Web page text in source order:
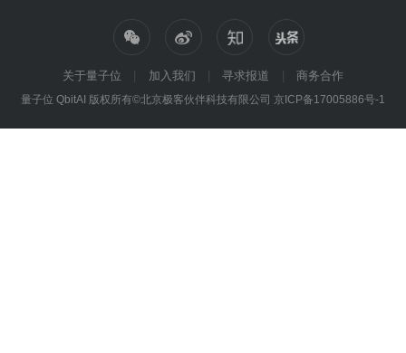
关于量子位 加入我们 寻求报道
商务合作
量子位 QbitAI 版权所有©北京极客伙伴科技有限公司 京ICP备17005886号-1